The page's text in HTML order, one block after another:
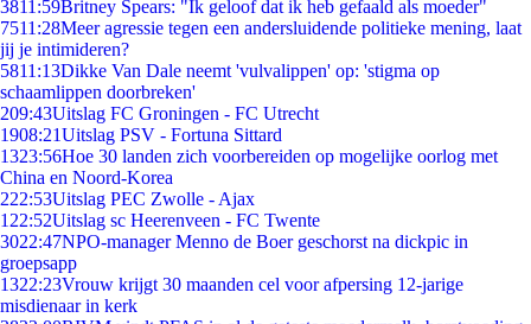
3811:59Britney Spears: "Ik geloof dat ik heb gefaald als moeder"
7511:28Meer agressie tegen een andersluidende politieke mening, laat
jij je intimideren?
5811:13Dikke Van Dale neemt 'vulvalippen' op: 'stigma op
schaamlippen doorbreken'
209:43Uitslag FC Groningen - FC Utrecht
1908:21Uitslag PSV - Fortuna Sittard
1323:56Hoe 30 landen zich voorbereiden op mogelijke oorlog met
China en Noord-Korea
222:53Uitslag PEC Zwolle - Ajax
1 22:52Uitslag sc Heerenveen - FC Twente
3022:47NPO-manager Menno de Boer geschorst na dickpic in
groepsapp
1322:23Vrouw krijgt 30 maanden cel voor afpersing 12-jarige
misdienaar in kerk